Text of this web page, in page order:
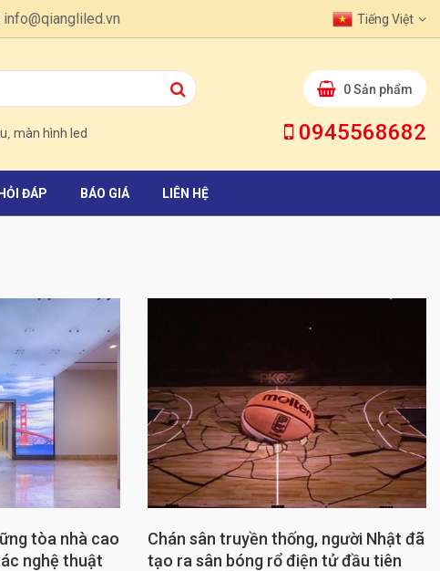
số 1 Việt Nam.
info@qiangliled.vn Tiếng Việt
0Sản phẩm
màn hình led 0945568682
HỎI ĐÁP BÁO GIÁ LIÊN HỆ
tòa nhà cao
nghệ thuật
Chán sân truyền thống, người Nhật đã
tạo ra sân bóng rổ điện tử đầu tiên